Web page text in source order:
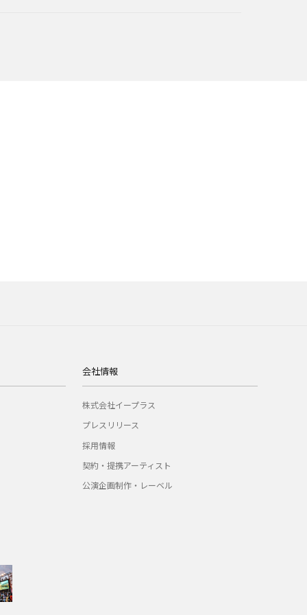
会社情報
株式会社イープラス
プレスリリース
採用情報
契約・提携アーティスト
公演企画制作・レーベル